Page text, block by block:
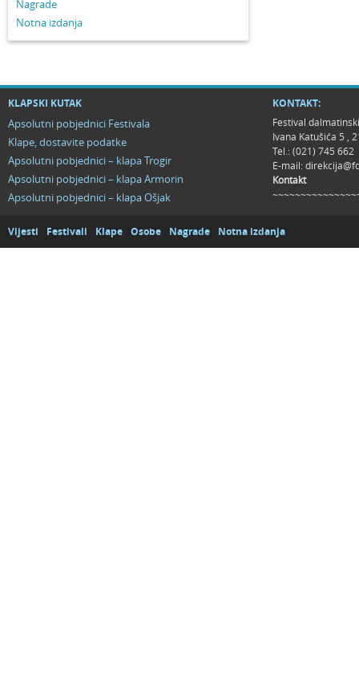
Nagrade
Notna izdanja
KLAPSKI KUTAK
Apsolutni pobjednici Festivala
Klape, dostavite podatke
Apsolutni pobjednici – klapa Trogir
Apsolutni pobjednici – klapa Armorin
Apsolutni pobjednici – klapa Ošjak
KONTAKT:
Festival
Ivana Katušića 5 ,
Tel.: (021) 745 662
E-mail:
Kontakt
Vijesti Festivali Klape Osobe Nagrade Notna izdanja